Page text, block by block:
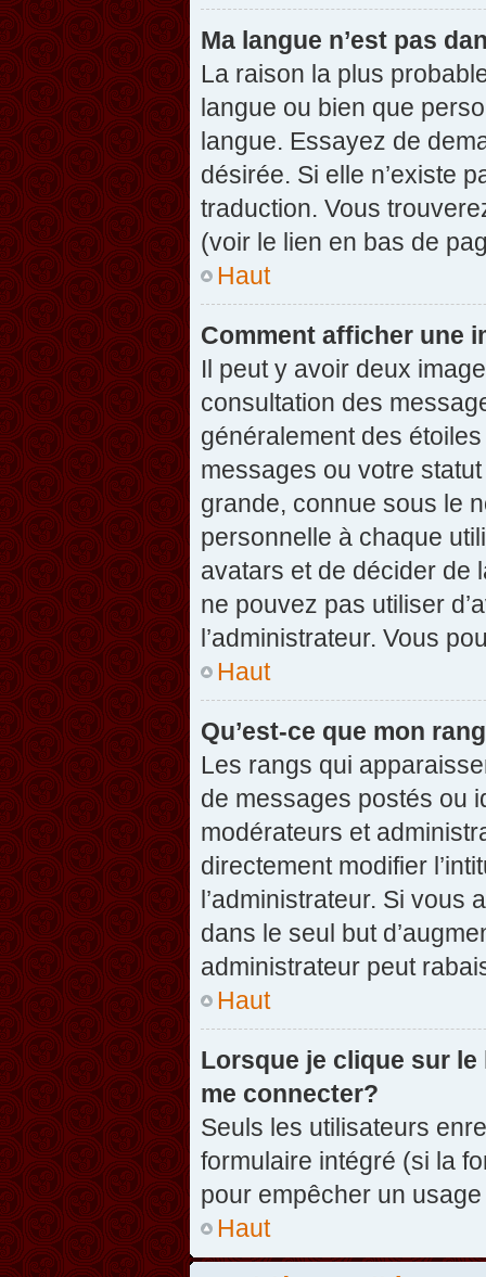
Ma langue n’est pas
La raison la plus
langue ou bien que
langue. Essayez de
désirée. Si elle n’existe
traduction. Vous
(voir le lien en bas de
Haut
Comment afficher une
Il peut y avoir deux
consultation des
généralement des
messages ou votre
grande, connue sous le
personnelle à chaque
avatars et de décider de
ne pouvez pas utiliser
l’administrateur. Vous
Haut
Qu’est-ce que mon
Les rangs qui
de messages postés ou
modérateurs et
directement modifier
l’administrateur. Si vous
dans le seul but
administrateur peut
Haut
Lorsque je clique sur
me connecter?
Seuls les utilisateurs
formulaire intégré (si la
pour empêcher un
Haut